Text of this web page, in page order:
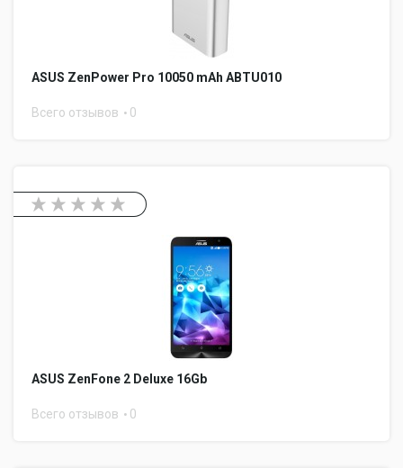
ASUS ZenPower Pro 10050 mAh ABTU010
Всего отзывов 0
ASUS ZenFone 2 Deluxe 16Gb
Всего отзывов 0